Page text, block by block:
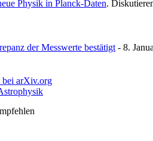
Physik in Planck-Daten.
der Messwerte bestätigt - 8.
bei arXiv.org